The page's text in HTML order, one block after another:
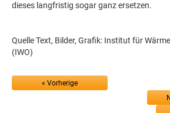
dieses langfristig sogar ganz ersetzen.
Quelle Text, Bilder, Grafik: Institut für
(IWO)
« Vorherige